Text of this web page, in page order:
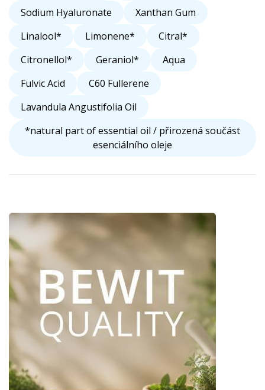
Sodium Hyaluronate
Xanthan Gum
Linalool*
Limonene*
Citral*
Citronellol*
Geraniol*
Aqua
Fulvic Acid
C60 Fullerene
Lavandula Angustifolia Oil
*natural part of essential oil / přirozená součást
esenciálního oleje